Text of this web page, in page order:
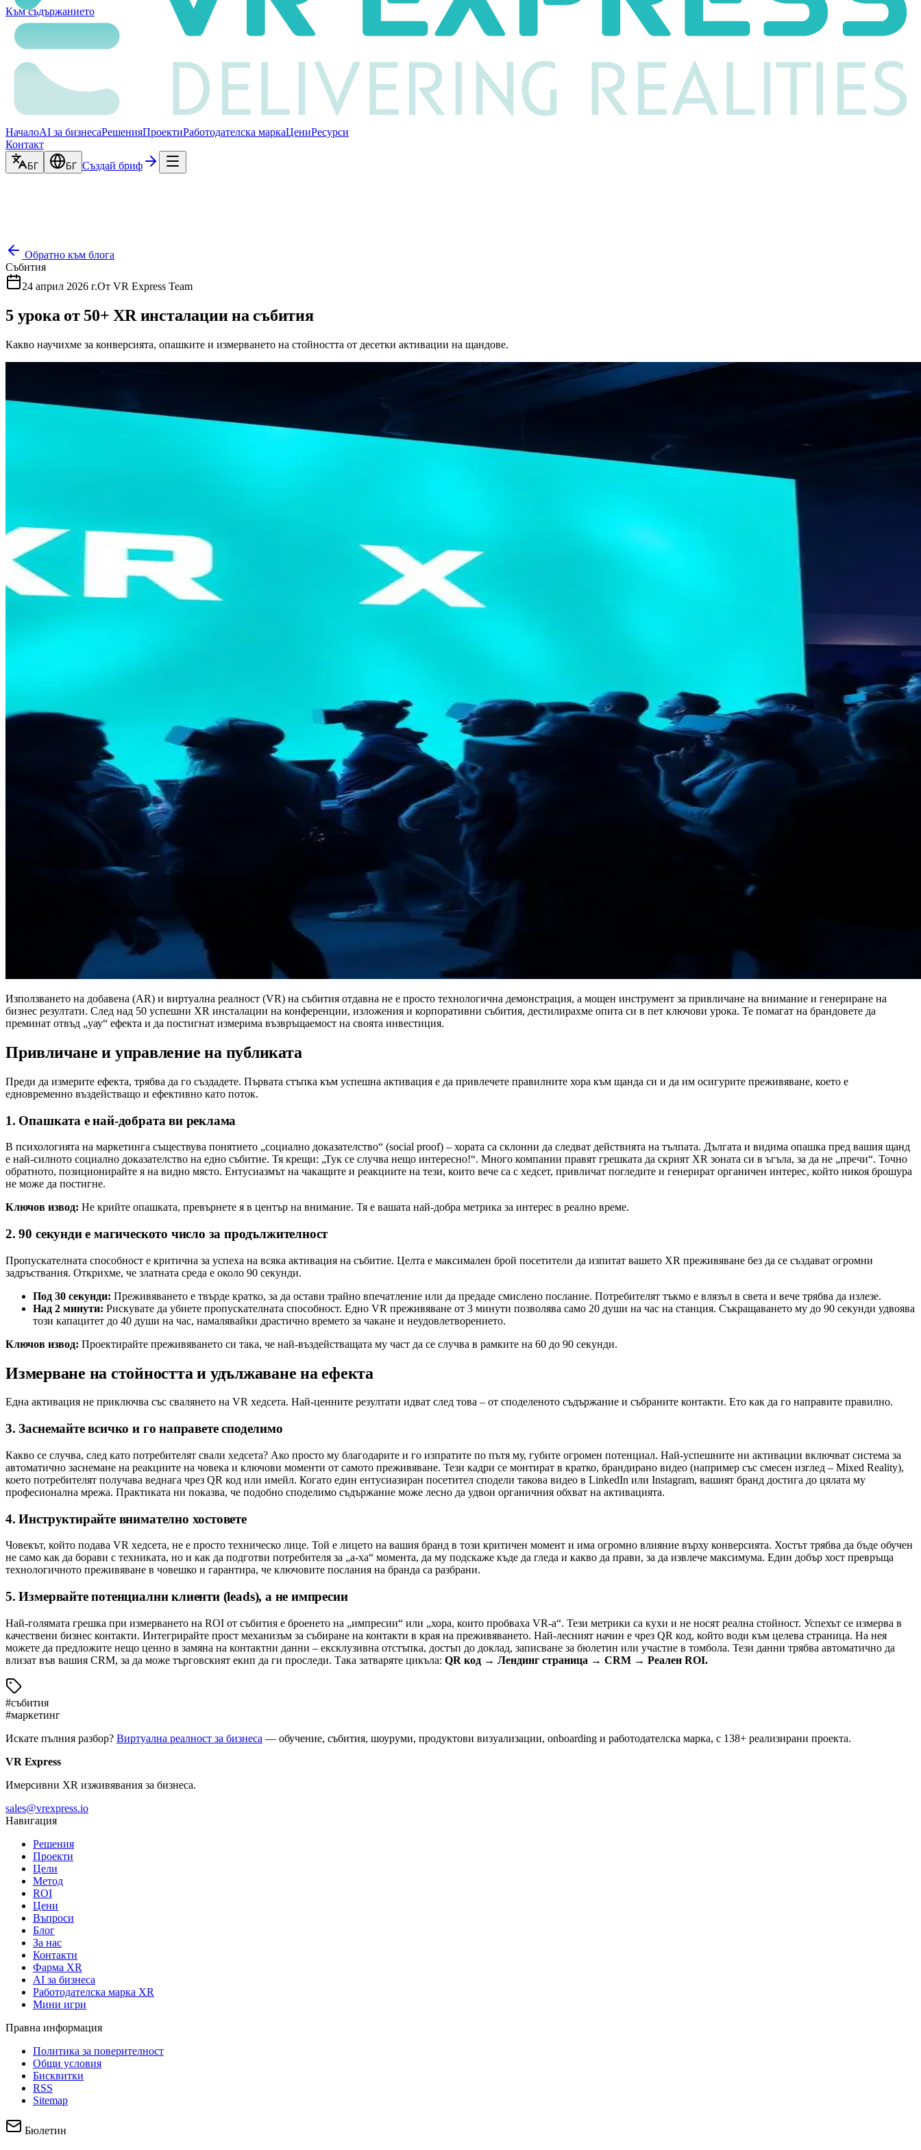
Към съдържанието
НачалоAI за бизнесаРешенияПроектиРаботодателска маркаЦениРесурси
Контакт
БГ БГ Създай бриф
Обратно към блога
Събития
24 април 2026 г.От VR Express Team
5 урока от 50+ XR инсталации на събития
Какво научихме за конверсията, опашките и измерването на стойността от десетки активации на щандове.
Използването на добавена (AR) и виртуална реалност (VR) на събития отдавна не е просто технологична демонстрация, а мощен инструмент за привличане на внимание и генериране на
бизнес резултати. След над 50 успешни XR инсталации на конференции, изложения и корпоративни събития, дестилирахме опита си в пет ключови урока. Те помагат на брандовете да
преминат отвъд „уау“ ефекта и да постигнат измерима възвръщаемост на своята инвестиция.
Привличане и управление на публиката
Преди да измерите ефекта, трябва да го създадете. Първата стъпка към успешна активация е да привлечете правилните хора към щанда си и да им осигурите преживяване, което е
едновременно въздействащо и ефективно като поток.
1. Опашката е най-добрата ви реклама
В психологията на маркетинга съществува понятието „социално доказателство“ (social proof) – хората са склонни да следват действията на тълпата. Дългата и видима опашка пред вашия щанд
е най-силното социално доказателство на едно събитие. Тя крещи: „Тук се случва нещо интересно!“. Много компании правят грешката да скрият XR зоната си в ъгъла, за да не „пречи“. Точно
обратното, позиционирайте я на видно място. Ентусиазмът на чакащите и реакциите на тези, които вече са с хедсет, привличат погледите и генерират органичен интерес, който никоя брошура
не може да постигне.
Ключов извод: Не крийте опашката, превърнете я в център на внимание. Тя е вашата най-добра метрика за интерес в реално време.
2. 90 секунди е магическото число за продължителност
Пропускателната способност е критична за успеха на всяка активация на събитие. Целта е максимален брой посетители да изпитат вашето XR преживяване без да се създават огромни
задръствания. Открихме, че златната среда е около 90 секунди.
Под 30 секунди: Преживяването е твърде кратко, за да остави трайно впечатление или да предаде смислено послание. Потребителят тъкмо е влязъл в света и вече трябва да излезе.
Над 2 минути: Рискувате да убиете пропускателната способност. Едно VR преживяване от 3 минути позволява само 20 души на час на станция. Съкращаването му до 90 секунди удвоява
този капацитет до 40 души на час, намалявайки драстично времето за чакане и неудовлетворението.
Ключов извод: Проектирайте преживяването си така, че най-въздействащата му част да се случва в рамките на 60 до 90 секунди.
Измерване на стойността и удължаване на ефекта
Една активация не приключва със свалянето на VR хедсета. Най-ценните резултати идват след това – от споделеното съдържание и събраните контакти. Ето как да го направите правилно.
3. Заснемайте всичко и го направете споделимо
Какво се случва, след като потребителят свали хедсета? Ако просто му благодарите и го изпратите по пътя му, губите огромен потенциал. Най-успешните ни активации включват система за
автоматично заснемане на реакциите на човека и ключови моменти от самото преживяване. Тези кадри се монтират в кратко, брандирано видео (например със смесен изглед – Mixed Reality),
което потребителят получава веднага чрез QR код или имейл. Когато един ентусиазиран посетител сподели такова видео в LinkedIn или Instagram, вашият бранд достига до цялата му
професионална мрежа. Практиката ни показва, че подобно споделимо съдържание може лесно да удвои органичния обхват на активацията.
4. Инструктирайте внимателно хостовете
Човекът, който подава VR хедсета, не е просто техническо лице. Той е лицето на вашия бранд в този критичен момент и има огромно влияние върху конверсията. Хостът трябва да бъде обучен
не само как да борави с техниката, но и как да подготви потребителя за „а-ха“ момента, да му подскаже къде да гледа и какво да прави, за да извлече максимума. Един добър хост превръща
технологичното преживяване в човешко и гарантира, че ключовите послания на бранда са разбрани.
5. Измервайте потенциални клиенти (leads), а не импресии
Най-голямата грешка при измерването на ROI от събития е броенето на „импресии“ или „хора, които пробваха VR-а“. Тези метрики са кухи и не носят реална стойност. Успехът се измерва в
качествени бизнес контакти. Интегрирайте прост механизъм за събиране на контакти в края на преживяването. Най-лесният начин е чрез QR код, който води към целева страница. На нея
можете да предложите нещо ценно в замяна на контактни данни – ексклузивна отстъпка, достъп до доклад, записване за бюлетин или участие в томбола. Тези данни трябва автоматично да
влизат във вашия CRM, за да може търговският екип да ги проследи. Така затваряте цикъла: QR код → Лендинг страница → CRM → Реален ROI.
#събития
#маркетинг
Искате пълния разбор? Виртуална реалност за бизнеса — обучение, събития, шоуруми, продуктови визуализации, onboarding и работодателска марка, с 138+ реализирани проекта.
VR Express
Имерсивни XR изживявания за бизнеса.
sales@vrexpress.io
Навигация
Решения
Проекти
Цели
Метод
ROI
Цени
Въпроси
Блог
За нас
Контакти
Фарма XR
AI за бизнеса
Работодателска марка XR
Мини игри
Правна информация
Политика за поверителност
Общи условия
Бисквитки
RSS
Sitemap
Бюлетин